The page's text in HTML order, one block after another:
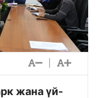
жана үй-